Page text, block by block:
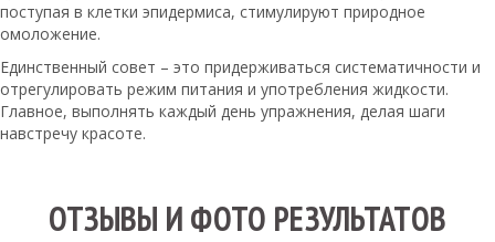
поступая в клетки эпидермиса, стимулируют природное
омоложение.
Единственный совет – это придерживаться систематичности и
отрегулировать режим питания и употребления жидкости.
Главное, выполнять каждый день упражнения, делая шаги
навстречу красоте.
ОТЗЫВЫ И ФОТО РЕЗУЛЬТАТОВ